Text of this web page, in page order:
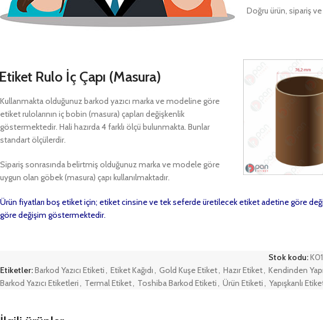
Doğru ürün, sipariş
Rulo İç Çapı (Masura)
Kullanmakta olduğunuz barkod yazıcı marka ve modeline göre
etiket rulolarının iç bobin (masura) çapları değişkenlik
göstermektedir. Hali hazırda 4 farklı ölçü bulunmakta. Bunlar
standart ölçülerdir.
Sipariş sonrasında belirtmiş olduğunuz marka ve modele göre
uygun olan göbek (masura) çapı kullanılmaktadır.
Ürün fiyatları boş etiket için; etiket cinsine ve tek seferde üretilecek etiket adetine göre
göre değişim göstermektedir.
Stok kodu:
Etiketler:Barkod Yazıcı Etiketi, Etiket Kağıdı, Gold Kuşe Etiket, Hazır Etiket, Kendinden
Barkod Yazıcı Etiketleri, Termal Etiket, Toshiba Barkod Etiketi, Ürün Etiketi, Yapışkanlı